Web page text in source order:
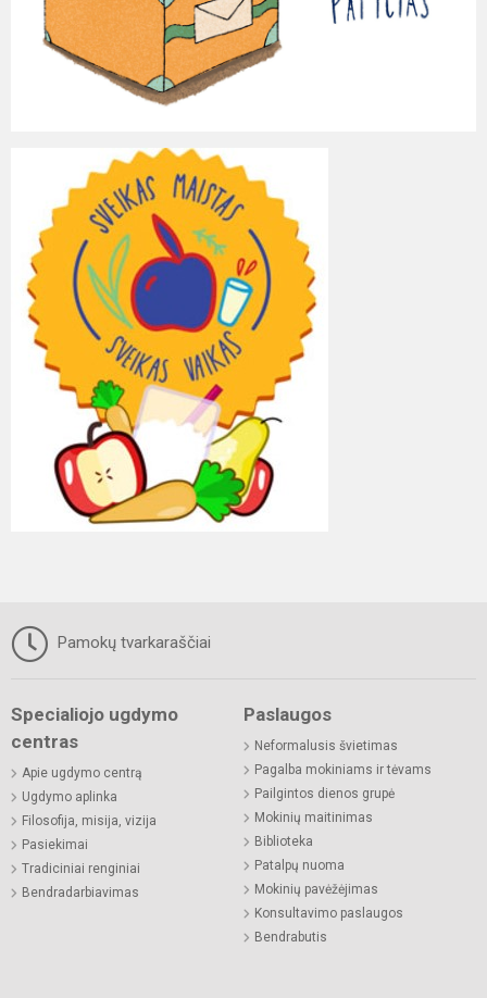
Pamokų tvarkaraščiai
Specialiojo ugdymo
centras
Apie ugdymo centrą
Ugdymo aplinka
Filosofija, misija, vizija
Pasiekimai
Tradiciniai renginiai
Bendradarbiavimas
Paslaugos
Neformalusis švietimas
Pagalba mokiniams ir tėvams
Pailgintos dienos grupė
Mokinių maitinimas
Biblioteka
Patalpų nuoma
Mokinių pavėžėjimas
Konsultavimo paslaugos
Bendrabutis